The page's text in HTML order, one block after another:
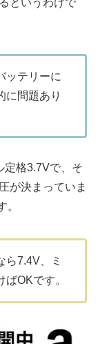
ッテリーに
に問題あり
定格3.7Vで、そ
が決まっていま
。
ら7.4V、ミ
OKです。